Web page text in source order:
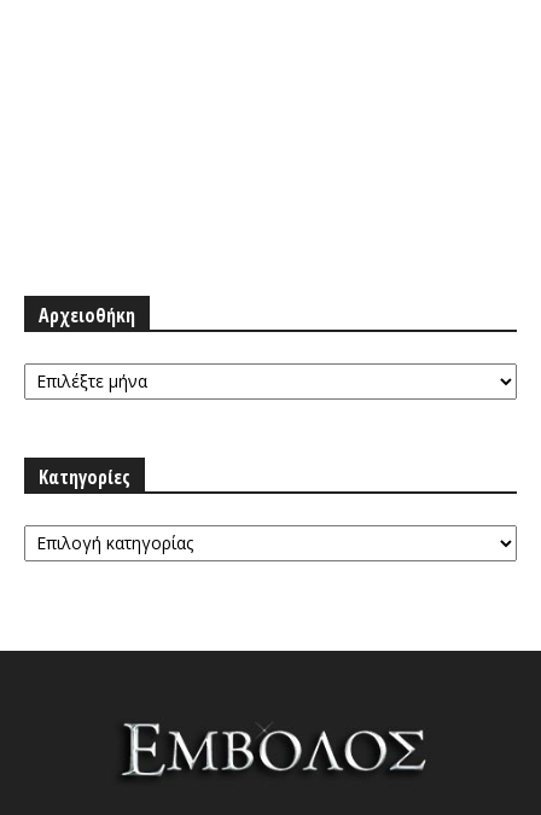
Αρχειοθήκη
Αρχειοθήκη
Κατηγορίες
Κατηγορίες